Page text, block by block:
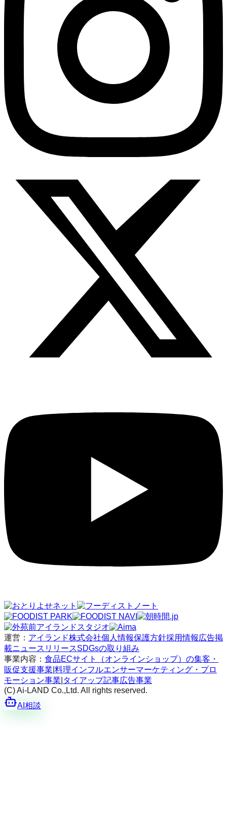
運営： アイランド株式会社個人情報保護方針採用情報 広告掲
載ニュースリリースSDGsの取り組み
事業内容： 食品ECサイト（オンラインショップ）の集客・
販促支援事業 料理インフルエンサーマーケティング・プロ
モーション事業 タイアップ記事広告事業
(C) Ai-LAND Co.,Ltd. All rights reserved.
AI相談